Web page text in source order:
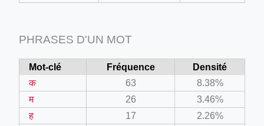
PHRASES D'UN MOT
Mot-clé Fréquence
Densité
क
63
8.38%
म
26
3.46%
ह
17
2.26%